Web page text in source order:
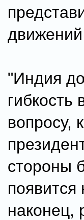
"Индия
вопросу,
стороны
наконец,